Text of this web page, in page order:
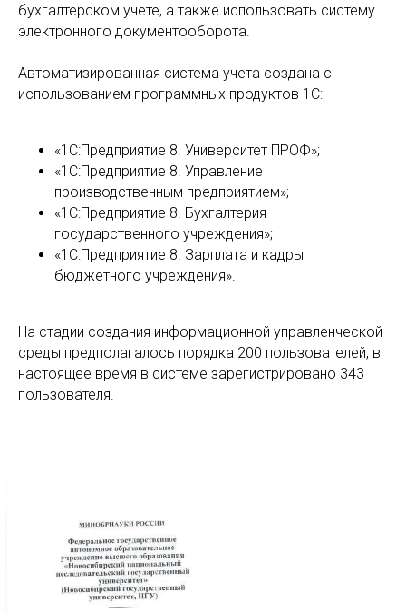
бухгалтерском учете, а также использовать систему
электронного документооборота.
Автоматизированная система учета создана с
использованием программных продуктов 1С:
«1С:Предприятие 8. Университет ПРОФ»;
«1С:Предприятие 8. Управление
производственным предприятием»;
«1С:Предприятие 8. Бухгалтерия
государственного учреждения»;
«1С:Предприятие 8. Зарплата и кадры
бюджетного учреждения».
На стадии создания информационной управленческой
среды предполагалось порядка 200 пользователей, в
настоящее время в системе зарегистрировано 343
пользователя.